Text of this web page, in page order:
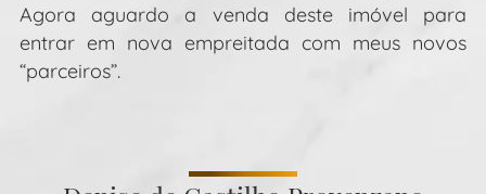
Agora aguardo a venda deste imóvel para
entrar em nova empreitada com meus novos
“parceiros”.